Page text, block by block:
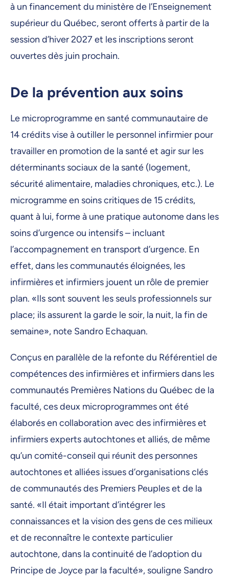
à un financement du ministère de l’Enseignement
supérieur du Québec, seront offerts à partir de la
session d’hiver 2027 et les inscriptions seront
ouvertes dès juin prochain.
De la prévention aux soins
Le microprogramme en santé communautaire de
14 crédits vise à outiller le personnel infirmier pour
travailler en promotion de la santé et agir sur les
déterminants sociaux de la santé (logement,
sécurité alimentaire, maladies chroniques, etc.). Le
microgramme en soins critiques de 15 crédits,
quant à lui, forme à une pratique autonome dans les
soins d’urgence ou intensifs – incluant
l’accompagnement en transport d’urgence. En
effet, dans les communautés éloignées, les
infirmières et infirmiers jouent un rôle de premier
plan. «Ils sont souvent les seuls professionnels sur
place; ils assurent la garde le soir, la nuit, la fin de
semaine», note Sandro Echaquan.
Conçus en parallèle de la refonte du Référentiel de
compétences des infirmières et infirmiers dans les
communautés Premières Nations du Québec de la
faculté, ces deux microprogrammes ont été
élaborés en collaboration avec des infirmières et
infirmiers experts autochtones et alliés, de même
qu’un comité-conseil qui réunit des personnes
autochtones et alliées issues d’organisations clés
de communautés des Premiers Peuples et de la
santé. «Il était important d’intégrer les
connaissances et la vision des gens de ces milieux
et de reconnaître le contexte particulier
autochtone, dans la continuité de l’adoption du
Principe de Joyce par la faculté», souligne Sandro